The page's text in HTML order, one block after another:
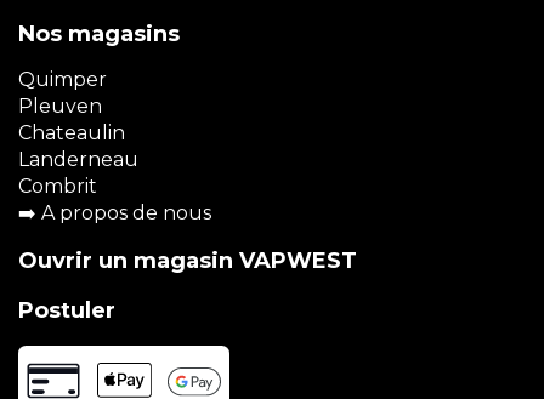
Nos magasins
Quimper
Pleuven
Chateaulin
Landerneau
Combrit
➡️ A propos de nous
Ouvrir un magasin VAPWEST
Postuler